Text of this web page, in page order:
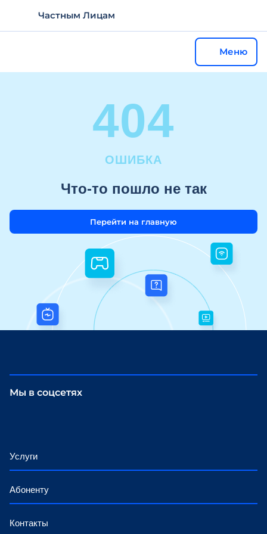
Частным Лицам
Меню
ОШИБКА
404
Что-то пошло не так
Перейти на главную
Мы в соцсетях
Услуги
Интернет
Телевидение
Оборудование
Абоненту
Наши ценности
Контакты